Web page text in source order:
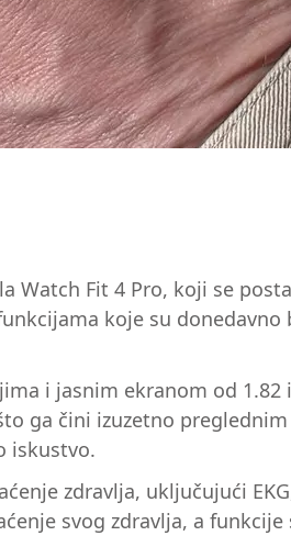
Fit 4 Pro, koji se
koje su donedavno
i jasnim ekranom od
ga čini izuzetno
iskustvo.
zdravlja, uključujući
svog zdravlja, a